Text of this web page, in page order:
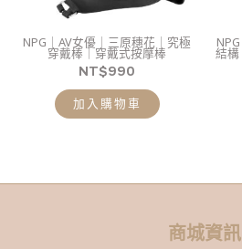
NPG｜AV女優｜三原穗花｜究極
穿戴棒｜穿戴式按摩棒
NT$990
加入購物車
結
商城資訊